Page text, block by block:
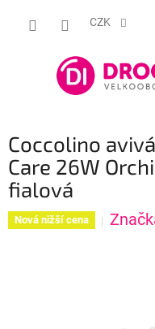
CZK
Coccolino
Care 26W
fialová
Nová nižší cena